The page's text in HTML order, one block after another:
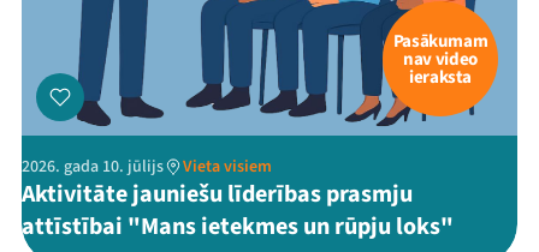
Pasākumam
nav video
ieraksta
2026. gada 10. jūlijs Vieta visiem
Aktivitāte jauniešu līderības prasmju
attīstībai "Mans ietekmes un rūpju loks"